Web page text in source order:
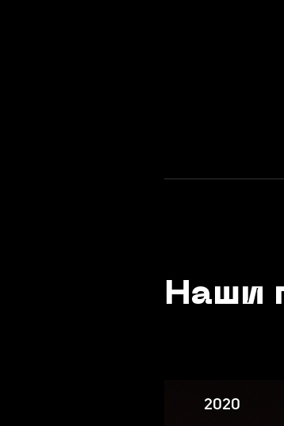
Наши
2020